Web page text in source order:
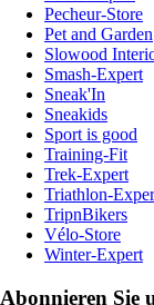
Pecheur-Store
Pet and Garden
Slowood
Smash-Expert
Sneak'In
Sneakids
Sport is good
Training-Fit
Trek-Expert
Triathlon-
TripnBikers
Vélo-Store
Winter-Expert
Abonnieren Sie